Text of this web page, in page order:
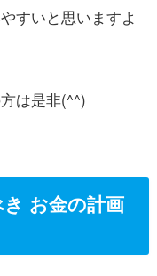
すいと思いますよ
は是非(^^)
き お金の計画